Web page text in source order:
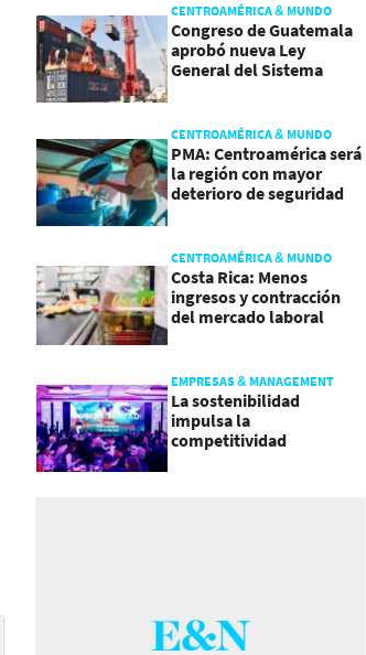
CENTROAMÉRICA & MUNDO
Congreso de Guatemala
aprobó nueva Ley
General del Sistema
CENTROAMÉRICA & MUNDO
PMA: Centroamérica será
la región con mayor
deterioro de seguridad
CENTROAMÉRICA & MUNDO
Costa Rica: Menos
ingresos y contracción
del mercado laboral
EMPRESAS & MANAGEMENT
La sostenibilidad
impulsa la
competitividad